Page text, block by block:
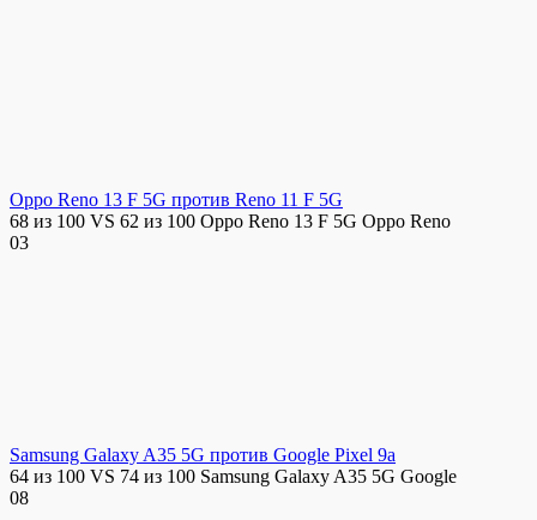
Oppo Reno 13 F 5G против Reno 11 F 5G
68 из 100 VS 62 из 100 Oppo Reno 13 F 5G Oppo Reno
03
Samsung Galaxy A35 5G против Google Pixel 9a
64 из 100 VS 74 из 100 Samsung Galaxy A35 5G Google
08